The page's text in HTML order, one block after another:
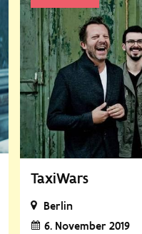
TaxiWars
Berlin
6. November 2019